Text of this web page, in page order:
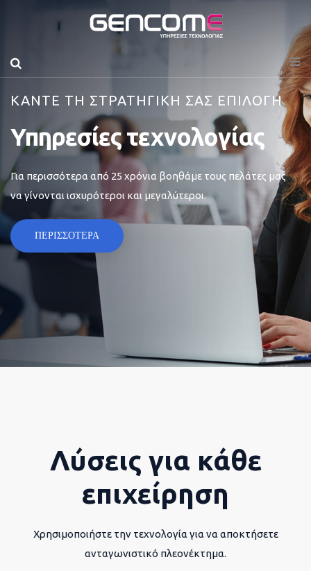
ΚΑΝΤΕ ΤΗ ΣΤΡΑΤΗΓΙΚΗ ΣΑΣ ΕΠΙΛΟΓΗ
Υπηρεσίες τεχνολογίας
Για περισσότερα από 25 χρόνια βοηθάμε τους πελάτες μας
να γίνονται ισχυρότεροι και μεγαλύτεροι.
ΠΕΡΙΣΣΟΤΕΡΑ
Λύσεις για κάθε
επιχείρηση
Χρησιμοποιήστε την τεχνολογία για να αποκτήσετε
ανταγωνιστικό πλεονέκτημα.